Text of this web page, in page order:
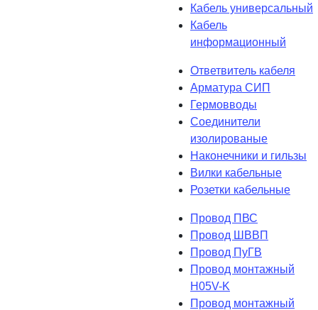
Кабель универсальный
Кабель
информационный
Ответвитель кабеля
Арматура СИП
Гермовводы
Соединители
изолированые
Наконечники и гильзы
Вилки кабельные
Розетки кабельные
Провод ПВС
Провод ШВВП
Провод ПуГВ
Провод монтажный
H05V-K
Провод монтажный